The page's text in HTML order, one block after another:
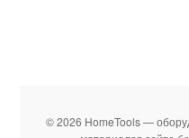
© 2026 HomeTools —